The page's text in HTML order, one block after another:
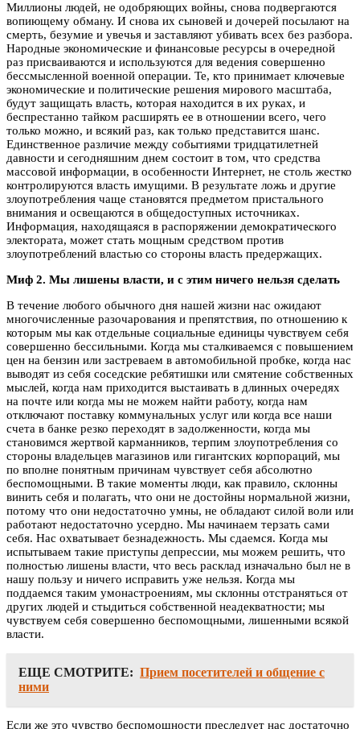
Миллионы людей, не одобряющих войны, снова подвергаются
вопиющему обману. И снова их сыновей и дочерей посылают на
смерть, безумие и увечья и заставляют убивать всех без разбора.
Народные экономические и финансовые ресурсы в очередной
раз присваиваются и используются для ведения совершенно
бессмысленной военной операции. Те, кто принимает ключевые
экономические и политические решения мирового масштаба,
будут защищать власть, которая находится в их руках, и
беспрестанно тайком расширять ее в отношении всего, чего
только можно, и всякий раз, как только представится шанс.
Единственное различие между событиями тридцатилетней
давности и сегодняшним днем состоит в том, что средства
массовой информации, в особенности Интернет, не столь жестко
контролируются власть имущими. В результате ложь и другие
злоупотребления чаще становятся предметом пристального
внимания и освещаются в общедоступных источниках.
Информация, находящаяся в распоряжении демократического
электората, может стать мощным средством против
злоупотреблений властью со стороны власть предержащих.
Миф 2. Мы лишены власти, и с этим ничего нельзя сделать
В течение любого обычного дня нашей жизни нас ожидают
многочисленные разочарования и препятствия, по отношению к
которым мы как отдельные социальные единицы чувствуем себя
совершенно бессильными. Когда мы сталкиваемся с повышением
цен на бензин или застреваем в автомобильной пробке, когда нас
выводят из себя соседские ребятишки или смятение собственных
мыслей, когда нам приходится выстаивать в длинных очередях
на почте или когда мы не можем найти работу, когда нам
отключают поставку коммунальных услуг или когда все наши
счета в банке резко переходят в задолженности, когда мы
становимся жертвой карманников, терпим злоупотребления со
стороны владельцев магазинов или гигантских корпораций, мы
по вполне понятным причинам чувствует себя абсолютно
беспомощными. В такие моменты люди, как правило, склонны
винить себя и полагать, что они не достойны нормальной жизни,
потому что они недостаточно умны, не обладают силой воли или
работают недостаточно усердно. Мы начинаем терзать сами
себя. Нас охватывает безнадежность. Мы сдаемся. Когда мы
испытываем такие приступы депрессии, мы можем решить, что
полностью лишены власти, что весь расклад изначально был не в
нашу пользу и ничего исправить уже нельзя. Когда мы
поддаемся таким умонастроениям, мы склонны отстраняться от
других людей и стыдиться собственной неадекватности; мы
чувствуем себя совершенно беспомощными, лишенными всякой
власти.
ЕЩЕ СМОТРИТЕ: Прием посетителей и общение с
ними
Если же это чувство беспомощности преследует нас достаточно